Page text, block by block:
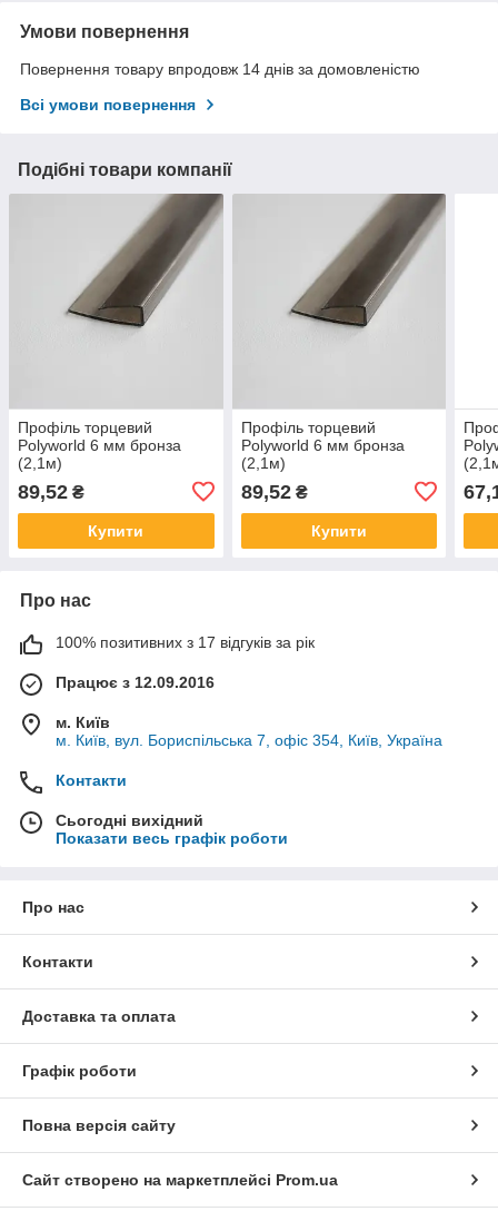
Умови повернення
Повернення товару впродовж 14 днів за домовленістю
Всі умови повернення
Подібні товари компанії
Профіль торцевий
Polyworld 6 мм бронза
(2,1м)
89,52 ₴
Купити
Профіль торцевий
Polyworld 6 мм бронза
(2,1м)
89,52₴
Купити
Про нас
100% позитивних з 17 відгуків за рік
Працює з 12.09.2016
м. Київ
м. Київ, вул. Бориспільська 7, офіс 354, Київ, Україна
Контакти
Сьогодні вихідний
Показати весь графік роботи
Про нас
Контакти
Доставка та оплата
Графік роботи
Повна версія сайту
Сайт створено на маркетплейсі Prom.ua